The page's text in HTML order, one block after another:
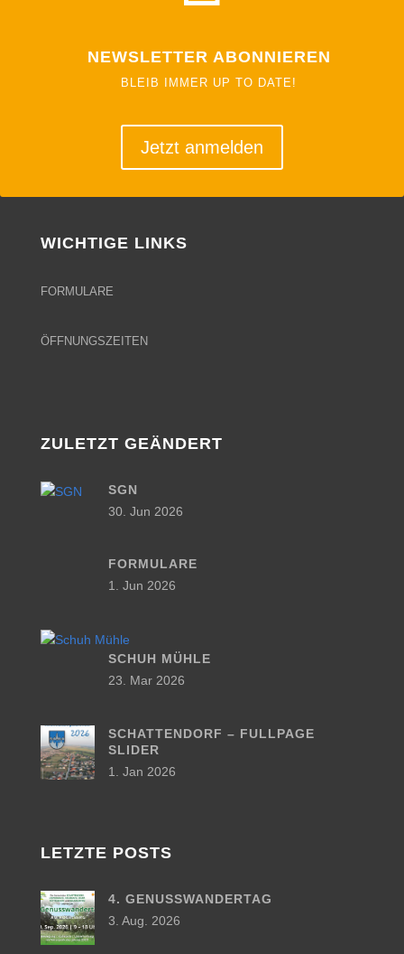
NEWSLETTER ABONNIEREN
BLEIB IMMER UP TO DATE!
Jetzt anmelden
WICHTIGE LINKS
FORMULARE
ÖFFNUNGSZEITEN
ZULETZT GEÄNDERT
SGN
30. Jun 2026
FORMULARE
1. Jun 2026
SCHUH MÜHLE
23. Mar 2026
SCHATTENDORF – FULLPAGE
SLIDER
1. Jan 2026
LETZTE POSTS
4. GENUSSWANDERTAG
3. Aug. 2026